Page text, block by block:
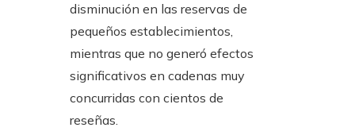
disminución en las reservas de
pequeños establecimientos,
mientras que no generó efectos
significativos en cadenas muy
concurridas con cientos de
reseñas.